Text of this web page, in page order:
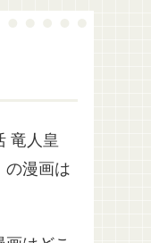
竜人皇
の漫画は